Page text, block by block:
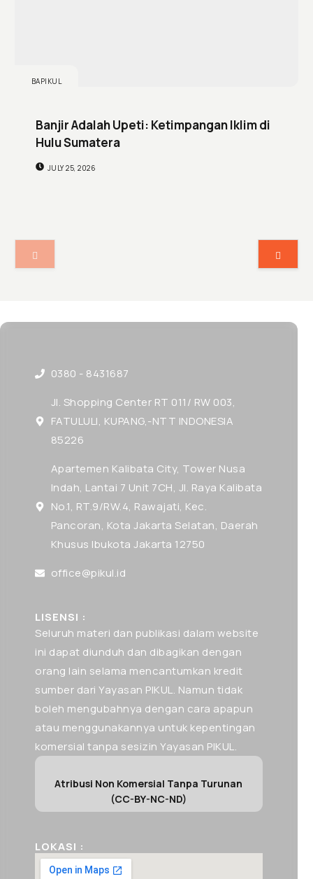
BAPIKUL
Banjir Adalah Upeti: Ketimpangan Iklim di
Hulu Sumatera
JULY 25, 2026
0380 - 8431687
Jl. Shopping Center RT 011/ RW 003,
FATULULI, KUPANG,-NTT INDONESIA
85226
Apartemen Kalibata City, Tower Nusa
Indah, Lantai 7 Unit 7CH, Jl. Raya Kalibata
No.1, RT.9/RW.4, Rawajati, Kec.
Pancoran, Kota Jakarta Selatan, Daerah
Khusus Ibukota Jakarta 12750
office@pikul.id
LISENSI :
Seluruh materi dan publikasi dalam website
ini dapat diunduh dan dibagikan dengan
orang lain selama mencantumkan kredit
sumber dari Yayasan PIKUL. Namun tidak
boleh mengubahnya dengan cara apapun
atau menggunakannya untuk kepentingan
komersial tanpa sesizin Yayasan PIKUL.
Atribusi Non Komersial Tanpa Turunan
(CC-BY-NC-ND)
LOKASI :